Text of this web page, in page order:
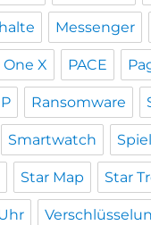
Messenger
One X PACE
Ransomware
Smartwatch
Star Map Star